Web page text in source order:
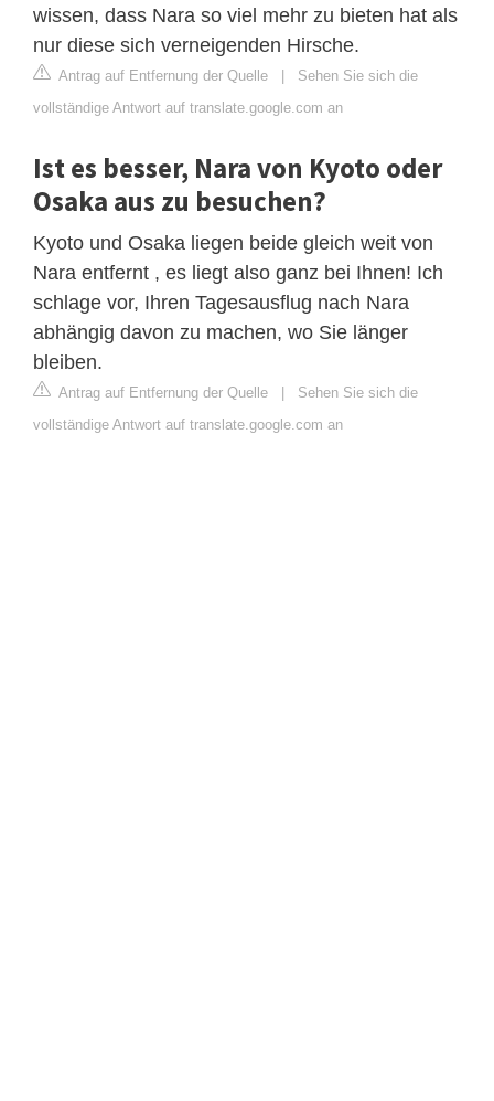
wissen, dass Nara so viel mehr zu bieten hat als
nur diese sich verneigenden Hirsche.
Antrag auf Entfernung der Quelle | Sehen Sie sich die
vollständige Antwort auf translate.google.com an
Ist es besser, Nara von Kyoto oder
Osaka aus zu besuchen?
Kyoto und Osaka liegen beide gleich weit von
Nara entfernt , es liegt also ganz bei Ihnen! Ich
schlage vor, Ihren Tagesausflug nach Nara
abhängig davon zu machen, wo Sie länger
bleiben.
Antrag auf Entfernung der Quelle | Sehen Sie sich die
vollständige Antwort auf translate.google.com an